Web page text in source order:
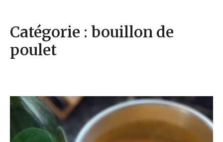
Catégorie : bouillon de
poulet